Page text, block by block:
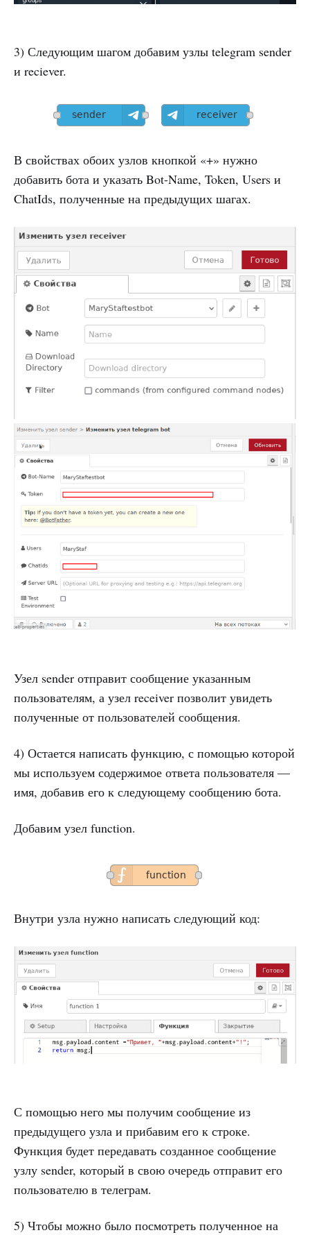
3) Следующим шагом добавим узлы telegram sender
и reciever.
В свойствах обоих узлов кнопкой «+» нужно
добавить бота и указать Bot-Name, Token, Users и
ChatIds, полученные на предыдущих шагах.
Узел sender отправит сообщение указанным
пользователям, а узел receiver позволит увидеть
полученные от пользователей сообщения.
4) Остается написать функцию, с помощью которой
мы используем содержимое ответа пользователя —
имя, добавив его к следующему сообщению бота.
Добавим узел function.
Внутри узла нужно написать следующий код:
С помощью него мы получим сообщение из
предыдущего узла и прибавим его к строке.
Функция будет передавать созданное сообщение
узлу sender, который в свою очередь отправит его
пользователю в телеграм.
5) Чтобы можно было посмотреть полученное на